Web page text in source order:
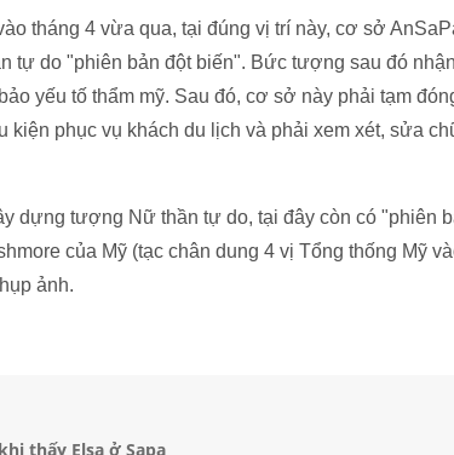
tháng 4 vừa qua, tại đúng vị trí này, cơ sở
tự do "phiên bản đột biến". Bức tượng sau đó
yếu tố thẩm mỹ. Sau đó, cơ sở này phải tạm
kiện phục vụ khách du lịch và phải xem xét, sửa
dựng tượng Nữ thần tự do, tại đây còn có "phiên
của Mỹ (tạc chân dung 4 vị Tổng thống Mỹ
ảnh.
thấy Elsa ở Sapa